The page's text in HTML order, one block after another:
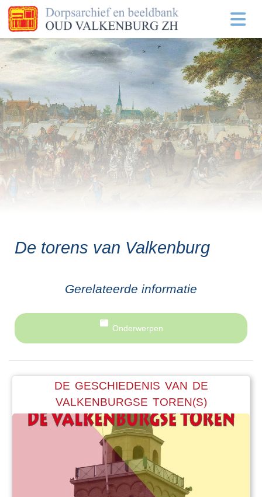
De torens van Valkenburg
Gerelateerde informatie
Onderwerpen
DE GESCHIEDENIS VAN DE
VALKENBURGSE TOREN(S)